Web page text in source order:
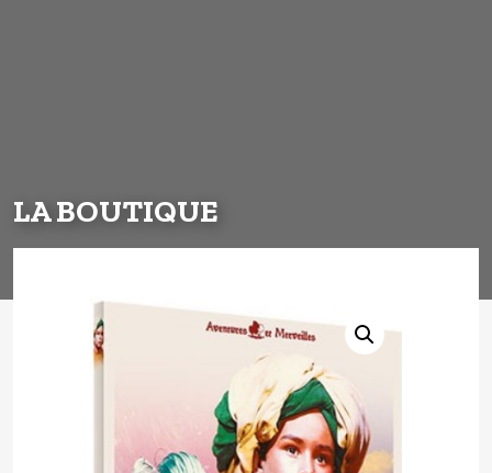
LA BOUTIQUE